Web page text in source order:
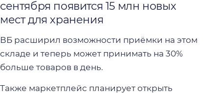
сентября появится 15 млн новых
мест для хранения
ВБ расширил возможности приёмки на этом
складе и теперь может принимать на 30%
больше товаров в день.
Также маркетплейс планирует открыть